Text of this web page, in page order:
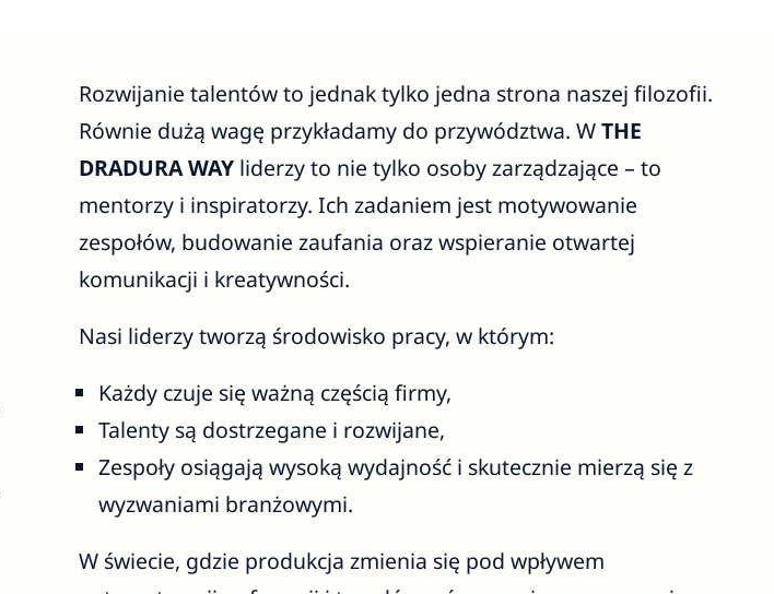
Rozwijanie talentów to jednak tylko jedna strona naszej filozofii.
Równie dużą wagę przykładamy do przywództwa. WTHE
DRADURA WAY liderzy to nie tylko osoby zarządzające – to
mentorzy i inspiratorzy. Ich zadaniem jest motywowanie
zespołów, budowanie zaufania oraz wspieranie otwartej
komunikacji i kreatywności.
Nasi liderzy tworzą środowisko pracy, w którym:
Każdy czuje się ważną częścią firmy,
Talenty są dostrzegane i rozwijane,
Zespoły osiągają wysoką wydajność i skutecznie mierzą się z
wyzwaniami branżowymi.
W świecie, gdzie produkcja zmienia się pod wpływem